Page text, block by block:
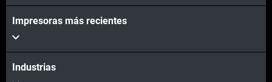
Impresoras más recientes
Industrias